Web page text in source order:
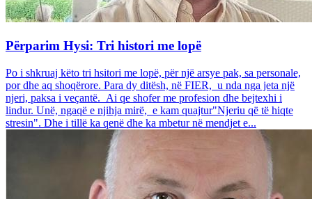
Përparim Hysi: Tri histori me lopë
Po i shkruaj këto tri hsitori me lopë, për një arsye pak, sa personale,
por dhe aq shoqërore. Para dy ditësh, në FIER, u nda nga jeta një
njeri, paksa i veçantë. Ai qe shofer me profesion dhe bejtexhi i
lindur. Unë, ngaqë e njihja mirë, e kam quajtur"Njeriu që të hiqte
stresin". Dhe i tillë ka qenë dhe ka mbetur në mendjet e...